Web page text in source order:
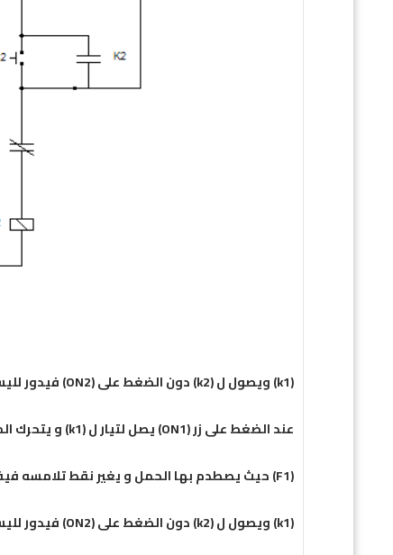
(k1) ويصول ل (k2) دون الضغط على (ON2) فيدور لليسار حتى نقطة (F2) فيفصل (K2) ويقف ال
عند الضغط على زر (ON1) يصل لتيار ل (k1) و يتحرك المحرك فى اتجاه اليمين , حتى نقطة معينه وهى
(F1) حيث يصطدم بها الحمل و يغير نقط تلامسه فيفتح نقطة المغلقة و يوصل النقطةالمفتوحة فيفصل عن ال
(k1) ويصول ل (k2) دون الضغط على (ON2) فيدور لليسار حتى نقطة (F2) فيفصل (K2) ويقف المحرك.